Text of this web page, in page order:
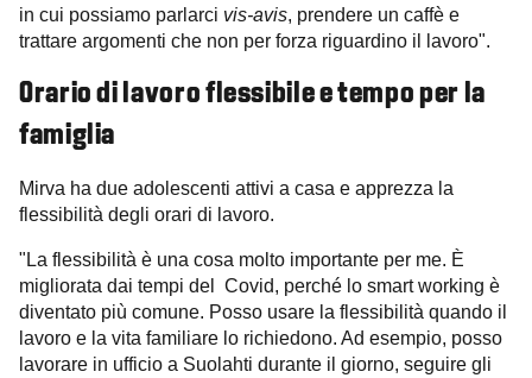
in cui possiamo parlarci vis-avis, prendere un caffè e
trattare argomenti che non per forza riguardino il lavoro".
Orario di lavoro flessibile e tempo per la
famiglia
Mirva ha due adolescenti attivi a casa e apprezza la
flessibilità degli orari di lavoro.
"La flessibilità è una cosa molto importante per me. È
migliorata dai tempi del Covid, perché lo smart working è
diventato più comune. Posso usare la flessibilità quando il
lavoro e la vita familiare lo richiedono. Ad esempio, posso
lavorare in ufficio a Suolahti durante il giorno, seguire gli